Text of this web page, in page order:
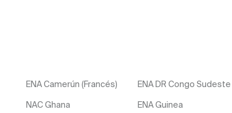
ENA Camerún (Francés) ENA DR Congo Sudeste
NAC Ghana ENA Guinea